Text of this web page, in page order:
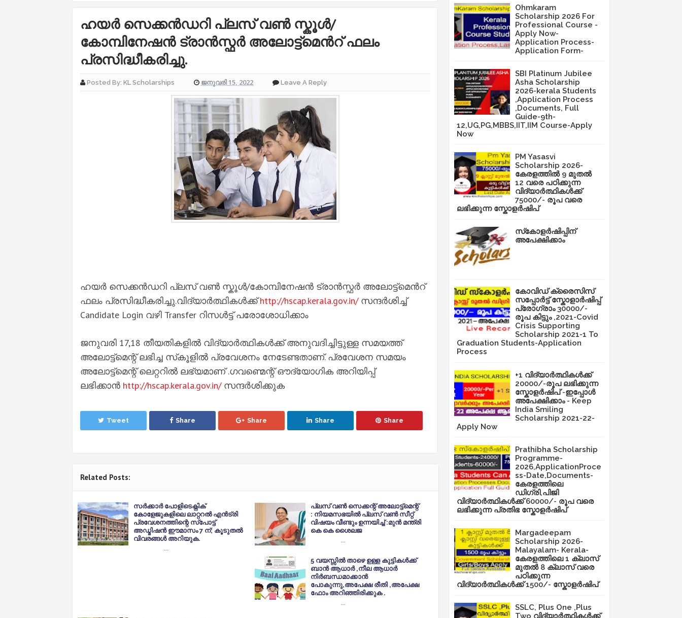
ഹയർ സെക്കൻഡറി പ്ലസ് വൺ സ്കൂൾ/
കോമ്പിനേഷൻ ട്രാൻസ്ഫർ അലോട്ട്മെൻറ് ഫലം
പ്രസിദ്ധീകരിച്ചു.
Posted By: KL Scholarships ജനുവരി 15, 2022 Leave A Reply
ഹയർ സെക്കൻഡറി പ്ലസ് വൺ സ്കൂൾ/കോമ്പിനേഷൻ ട്രാൻസ്ഫർ അലോട്ട്മെൻറ്
ഫലം പ്രസിദ്ധീകരിച്ചു.വിദ്യാർത്ഥികൾക്ക്http://hscap.kerala.gov.in/ സന്ദർശിച്ച്
Candidate Login വഴി Transfer റിസൾട്ട് പരോശോധിക്കാം
ജനുവരി 17,18 തീയതികളിൽ വിദ്യാർത്ഥികൾക്ക് അനുവദിച്ചിട്ടുള്ള സമയത്ത്
അലോട്ട്മെന്റ് ലഭിച്ച സ്‌കൂളിൽ പ്രവേശനം നേടേണ്ടതാണ്. പ്രവേശന സമയം
അലോട്ട്മെന്റ് ലെറ്ററിൽ ലഭ്യമാണ് .ഗവണ്മെന്റ് ഔദ്യോഗിക അറിയിപ്പ്
ലഭിക്കാൻ http://hscap.kerala.gov.in/ സന്ദർശിക്കുക
Tweet Share Share Share Share
Related Posts:
സർക്കാർ പോളിടെക്നിക്
കോളേജുകളിലെ ലാറ്ററൽ എൻട്രി
പ്രവേശനത്തിന്റെ സ്പോട്ട്
അഡ്മിഷൻ ഈമാസം 7 ന്; കൂടുതൽ
വിവരങ്ങൾ അറിയുക.
…
പ്ലസ് വൺ സെക്കന്റ് അലോട്ട്മെന്റ്
: നിയമസഭയിൽ പ്ലസ് വൺ സീറ്റ്
വിഷയം വീണ്ടും ഉന്നയിച്ച് :മുൻ മന്ത്രി
കെ കെ ശൈലജ
…
5 വയസ്സിൽ താഴെ ഉള്ള കുട്ടികൾക്ക്
ബാൻ ആധാർ ,നീല ആധാർ
നിർബന്ധമാക്കാൻ
പോകുന്നു,അപേക്ഷ രീതി ,അപേക്ഷ
ഫോം അറിഞ്ഞിരിക്കുക .
…
Ohmkaram
Scholarship 2026 For
Professional Course -
Apply Now-
Application Process-
Application Form-
SBI Platinum Jubilee
Asha Scholarship
2026-kerala Students
,Application Process
,Documents, Full
Guide-9th-
12,UG,PG,MBBS,IIT,IIM Course-Apply
Now
PM Yasasvi
Scholarship 2026-
കേരളത്തിൽ 9 മുതൽ
12 വരെ പഠിക്കുന്ന
വിദ്യാർത്ഥികൾക്ക്
75000/- രൂപ വരെ
ലഭിക്കുന്ന സ്കോളർഷിപ്
സ്‌കോളർഷിപ്പിന്
അപേക്ഷിക്കാം
കോവിഡ് ക്രൈസിസ്
സപ്പോർട്ട് സ്കോളാർഷിപ്പ്
പ്രോഗ്രാം 30000/-
രൂപ കിട്ടും ,2021-Covid
Crisis Supporting
Scholarship 2021-1 To
Graduation Students-Application
Process
+1 വിദ്യാർത്ഥികൾക്ക്
20000/-രൂപ ലഭിക്കുന്ന
സ്കോളർഷിപ് -ഇപ്പോൾ
അപേക്ഷിക്കാം - Keep
India Smiling
Scholarship 2021-22-
Apply Now
Prathibha Scholarship
Programme-
2026,ApplicationProce
ss-Date,Documents-
കേരളത്തിലെ
ഡിഗ്രി,പിജി
വിദ്യാർത്ഥികൾക്ക് 60000/- രൂപ വരെ
ലഭിക്കുന്ന പ്രതിഭ സ്കോളർഷിപ്
Margadeepam
Scholarship 2026-
Malayalam- Kerala-
കേരളത്തിലെ 1 ക്ലാസ്
മുതൽ 8 ക്ലാസ് വരെ
പഠിക്കുന്ന
വിദ്യാർത്ഥികൾക്ക് 1500/- സ്കോളർഷിപ്
SSLC, Plus One ,Plus
Two വിദ്യാർത്ഥികൾക്ക്